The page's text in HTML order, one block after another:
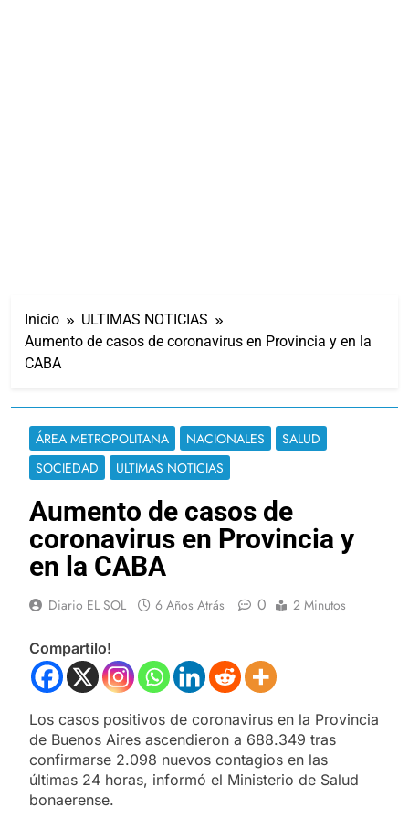
Inicio
ULTIMAS NOTICIAS
Aumento de casos de coronavirus en Provincia y en la
CABA
ÁREA METROPOLITANA NACIONALES
SALUD
SOCIEDAD
ULTIMAS NOTICIAS
Aumento de casos de
coronavirus en Provincia y
en la CABA
Diario EL SOL 6 Años Atrás 0 2 Minutos
Compartilo!
Los casos positivos de coronavirus en la Provincia
de Buenos Aires ascendieron a 688.349 tras
confirmarse 2.098 nuevos contagios en las
últimas 24 horas, informó el Ministerio de Salud
bonaerense.